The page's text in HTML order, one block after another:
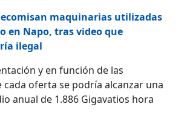
maquinarias utilizadas
en Napo, tras video que
ilegal
y en función de las
cada oferta se podría alcanzar una
anual de 1.886 Gigavatios hora